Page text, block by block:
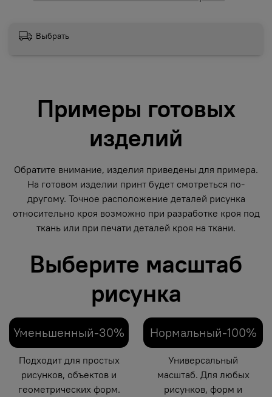
Выбрать
Примеры готовых
изделий
Обратите внимание, изделия приведены для примера.
На готовом изделии принт будет смотреться по-
другому. Точное расположение деталей рисунка
относительно кроя возможно при разработке кроя под
ткань или при печати деталей кроя на ткани.
Выберите масштаб
рисунка
Уменьшенный-30%
Подходит для простых
рисунков, объектов и
геометрических форм.
Нормальный-100%
Универсальный
масштаб. Для любых
рисунков, форм и